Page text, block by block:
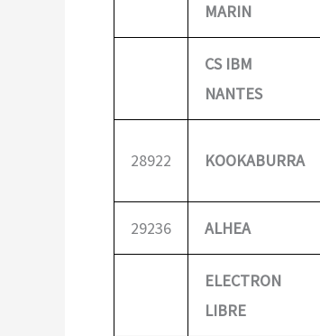
MARIN
CS IBM
NANTES
28922 KOOKABURRA
29236 ALHEA
ELECTRON
LIBRE